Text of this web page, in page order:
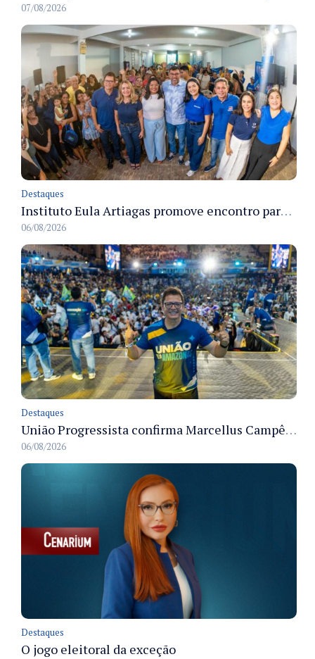
07/08/2026
Destaques
Instituto Eula Artiagas promove encontro para discutir melhorias para o bairro Petrópolis
06/08/2026
Destaques
União Progressista confirma Marcellus Campêlo como candidato a deputado estadual
06/08/2026
Destaques
O jogo eleitoral da exceção